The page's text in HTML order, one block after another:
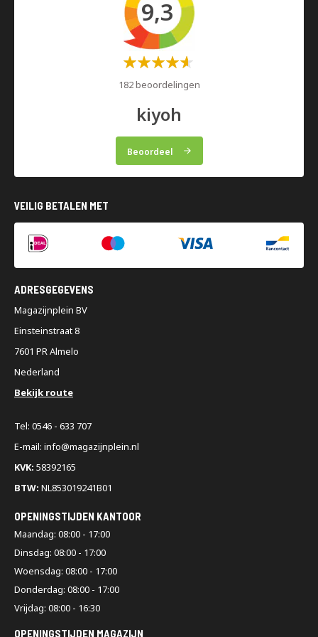
9,3
Waardering:
182 beoordelingen
kiyoh
Beoordeel
VEILIG BETALEN MET
ADRESGEGEVENS
Magazijnplein BV
Einsteinstraat 8
7601 PR Almelo
Nederland
Bekijk route
Tel: 0546 - 633 707
E-mail: info@magazijnplein.nl
KVK: 58392165
BTW: NL853019241B01
OPENINGSTIJDEN KANTOOR
Maandag: 08:00 - 17:00
Dinsdag: 08:00 - 17:00
Woensdag: 08:00 - 17:00
Donderdag: 08:00 - 17:00
Vrijdag: 08:00 - 16:30
OPENINGSTIJDEN MAGAZIJN